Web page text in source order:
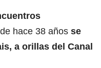
hace 38 años se
a orillas del Canal